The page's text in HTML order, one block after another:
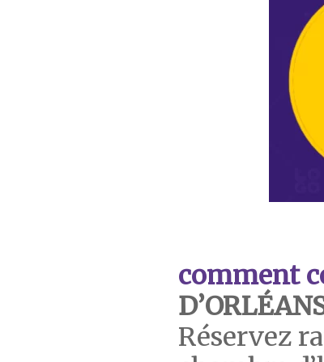
comment
Réservez